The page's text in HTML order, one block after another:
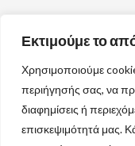
Εκτιμούμε το
Χρησιμοποιούμε
περιήγησής σας, να
διαφημίσεις ή
επισκεψιμότητά μας.
FEMARELLE
Τηλ:2108000507
E-Mail: